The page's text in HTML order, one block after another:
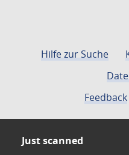
Hilfe zur Suche
Feedback
Just scanned